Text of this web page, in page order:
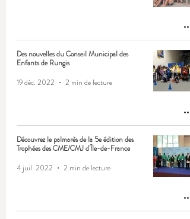
Des nouvelles du Conseil Municipal des
Enfants de Rungis
19 déc. 2022
2 min de lecture
Découvrez le palmarès de la 5e édition des
Trophées des CME/CMJ d'Île-de-France
4 juil. 2022
2 min de lecture